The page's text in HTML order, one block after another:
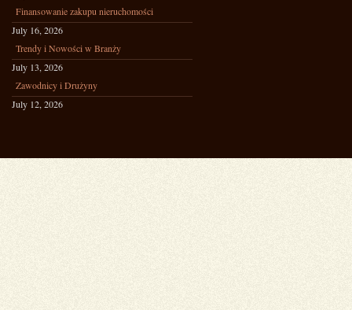
Finansowanie zakupu nieruchomości
July 16, 2026
Trendy i Nowości w Branży
July 13, 2026
Zawodnicy i Drużyny
July 12, 2026